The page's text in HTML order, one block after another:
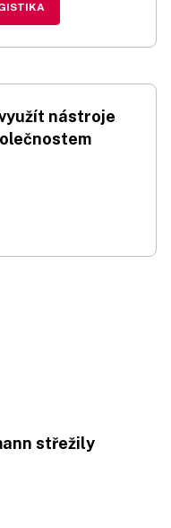
nástroje
střežily